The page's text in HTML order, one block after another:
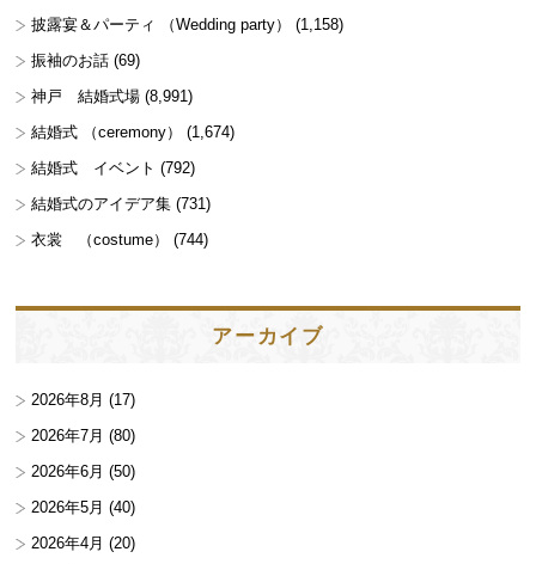
披露宴＆パーティ （Wedding party）
(1,158)
振袖のお話 (69)
神戸 結婚式場 (8,991)
結婚式 （ceremony）
(1,674)
結婚式 イベント (792)
結婚式のアイデア集 (731)
衣裳 （costume）
(744)
アーカイブ
2026年8月 (17)
2026年7月 (80)
2026年6月 (50)
2026年5月 (40)
2026年4月 (20)